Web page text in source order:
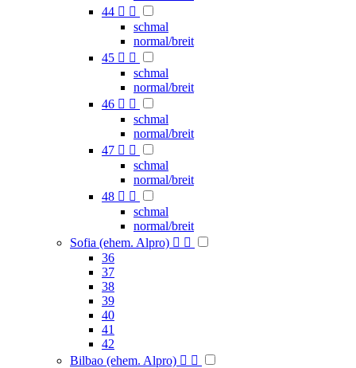
44  
schmal
normal/breit
45  
schmal
normal/breit
46  
schmal
normal/breit
47  
schmal
normal/breit
48  
schmal
normal/breit
Sofia (ehem. Alpro)  
36
37
38
39
40
41
42
Bilbao (ehem. Alpro)  